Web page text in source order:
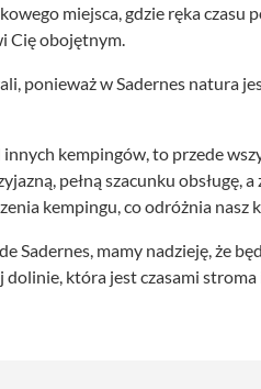
miejsca, gdzie ręka czasu
Cię obojętnym.
ponieważ w Sadernes natura
kempingów, to przede
pełną szacunku obsługę,
kempingu, co odróżnia nasz
Sadernes, mamy nadzieję, że
która jest czasami